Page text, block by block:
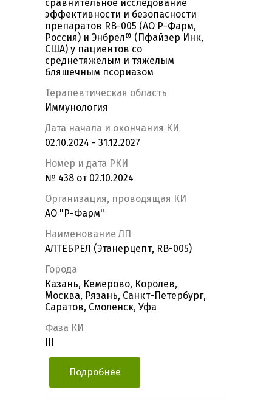
сравнительное исследование
эффективности и безопасности
препаратов RB-005 (АО Р-Фарм,
Россия) и Энбрел® (Пфайзер Инк,
США) у пациентов со
среднетяжелым и тяжелым
бляшечным псориазом
Терапевтическая область
Иммунология
Дата начала и окончания КИ
02.10.2024 - 31.12.2027
Номер и дата РКИ
№ 438 от 02.10.2024
Организация, проводящая КИ
АО "Р-Фарм"
Наименование ЛП
АЛТЕБРЕЛ (Этанерцепт, RB-005)
Города
Казань, Кемерово, Королев,
Москва, Рязань, Санкт-Петербург,
Саратов, Смоленск, Уфа
Фаза КИ
Подробнее